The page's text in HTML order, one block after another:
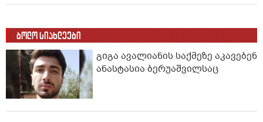
ბოლო სიახლეები
გიგა ავალიანის საქმეზე აკავებენ
ანასტასია ბერუაშვილსაც